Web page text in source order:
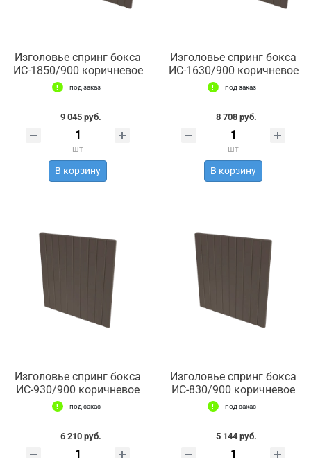
Изголовье спринг бокса
ИС-1850/900 коричневое
под заказ
9 045 руб.
шт
В корзину
Изголовье спринг бокса
ИС-1630/900 коричневое
под заказ
8 708 руб.
шт
В корзину
Изголовье спринг бокса
ИС-930/900 коричневое
под заказ
6 210 руб.
Изголовье спринг бокса
ИС-830/900 коричневое
под заказ
5 144 руб.